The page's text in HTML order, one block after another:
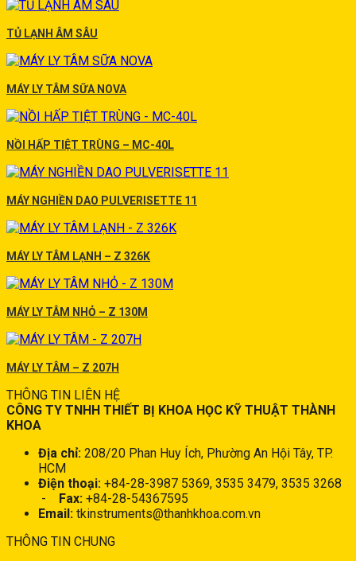
TỦ LẠNH ÂM SÂU
MÁY LY TÂM SỮA NOVA
NỒI HẤP TIỆT TRÙNG – MC-40L
MÁY NGHIỀN DAO PULVERISETTE 11
MÁY LY TÂM LẠNH – Z 326K
MÁY LY TÂM NHỎ – Z 130M
MÁY LY TÂM – Z 207H
THÔNG TIN LIÊN HỆ
CÔNG TY TNHH THIẾT BỊ KHOA HỌC KỸ THUẬT THÀNH
KHOA
Địa chỉ: 208/20 Phan Huy Ích, Phường An Hội Tây, TP.
HCM
Điện thoại: +84-28-3987 5369, 3535 3479, 3535 3268
-
Fax: +84-28-54367595
Email: tkinstruments@thanhkhoa.com.vn
THÔNG TIN CHUNG